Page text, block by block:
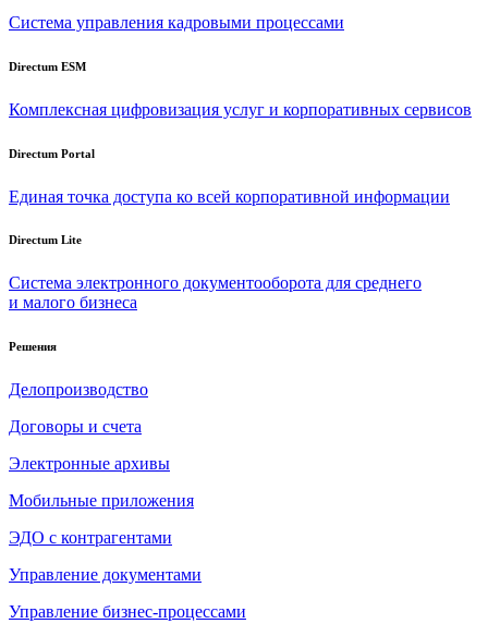
Система управления кадровыми процессами
Directum ESM
Комплексная цифровизация услуг и корпоративных сервисов
Directum Portal
Единая точка доступа ко всей корпоративной информации
Directum Lite
Система электронного документооборота для среднего
и малого бизнеса
Решения
Делопроизводство
Договоры и счета
Электронные архивы
Мобильные приложения
ЭДО с контрагентами
Управление документами
Управление бизнес-процессами